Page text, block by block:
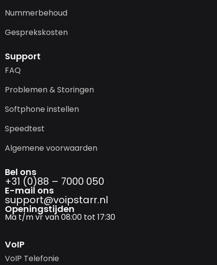
Nummerbehoud
Gesprekskosten
Support
FAQ
Problemen & Storingen
Softphone instellen
Speedtest
Algemene voorwaarden
Bel ons
+31 (0)88 – 7000 050
E-mail ons
support@­voipstarr.nl
Openingstijden
Ma t/m vr van 08:00 tot 17:30
VoIP
VoIP Telefonie